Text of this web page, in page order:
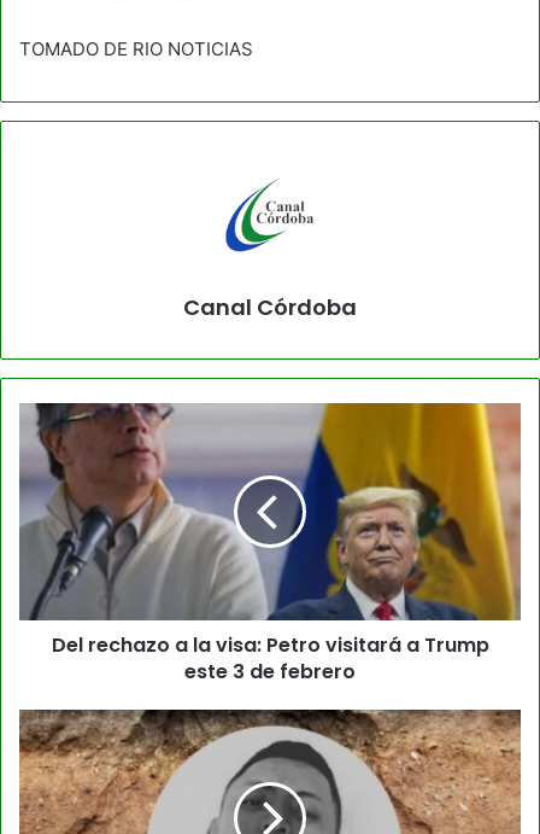
TOMADO DE RIO NOTICIAS
Canal Córdoba
Del rechazo a la visa: Petro visitará a Trump
este 3 de febrero